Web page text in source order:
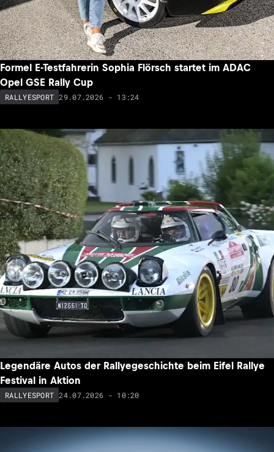
Formel E-Testfahrerin Sophia Flörsch startet im ADAC
Opel GSE Rally Cup
RALLYESPORT 29.07.2026 - 13:24
Legendäre Autos der Rallyegeschichte beim Eifel Rallye
Festival in Aktion
RALLYESPORT 24.07.2026 - 10:20